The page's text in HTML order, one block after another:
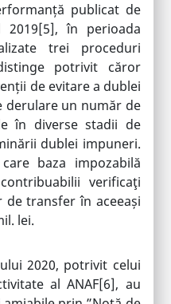
publicat de
2019[5], în perioada
trei proceduri
potrivit căror
de evitare a dublei
derulare un număr de
în diverse stadii de
dublei impuneri.
baza impozabilă
verificaţi
transfer în aceeași
lei.
2020, potrivit celui
al ANAF[6], au